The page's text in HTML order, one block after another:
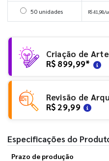
Selecionar 50 unidades
50 unidades R$ 41,98/
Criação de Arte
R$ 899,99*
Revisão de
R$ 29,99
Especificações do
Prazo de produção